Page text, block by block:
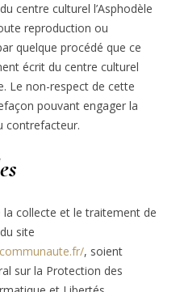
centre culturel l’Asphodèle
reproduction ou
quelque procédé que ce
écrit du centre culturel
Le non-respect de cette
pouvant engager la
contrefacteur.
collecte et le traitement de
site
, soient
sur la Protection des